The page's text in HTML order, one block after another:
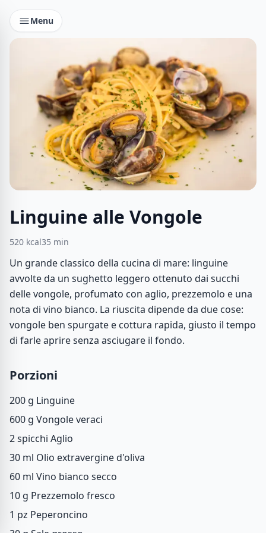
Menu
Linguine alle Vongole
520 kcal35 min
Un grande classico della cucina di mare: linguine
avvolte da un sughetto leggero ottenuto dai succhi
delle vongole, profumato con aglio, prezzemolo e una
nota di vino bianco. La riuscita dipende da due cose:
vongole ben spurgate e cottura rapida, giusto il tempo
di farle aprire senza asciugare il fondo.
Porzioni
200 g Linguine
600 g Vongole veraci
2 spicchi Aglio
30 ml Olio extravergine d'oliva
60 ml Vino bianco secco
10 g Prezzemolo fresco
1 pz Peperoncino